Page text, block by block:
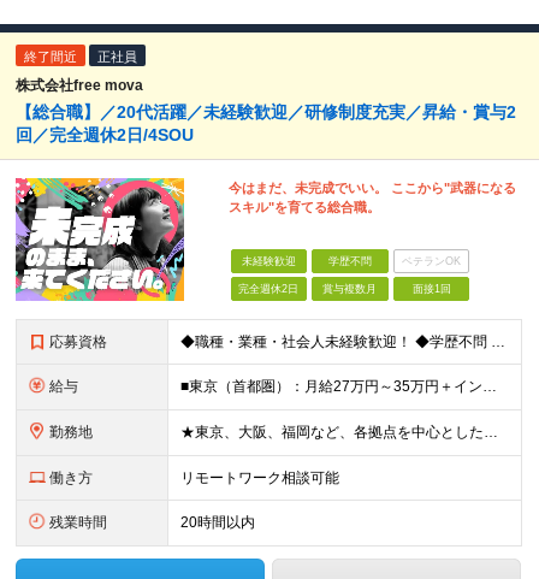
終了間近 正社員
株式会社free mova
【総合職】／20代活躍／未経験歓迎／研修制度充実／昇給・賞与2
回／完全週休2日/4SOU
今はまだ、未完成でいい。 ここから"武器になる
スキル"を育てる総合職。
未経験歓迎 学歴不問 ベテランOK
完全週休2日 賞与複数月 面接1回
応募資格 ◆職種・業種・社会人未経験歓迎！ ◆学歴不問 ◆34歳以下の方 ※若年層の長期キャリア形成のため ◎メンバーの99％が未経験入社 ◎人柄・ポテンシャル重視採用 ◎早期から活躍したい方大歓迎 経験や
給与 ■東京（首都圏）：月給27万円～35万円＋インセンティブ ■大阪：月給25万円～35万円＋インセンティブ ■その他地方：月給23万円～35万円＋インセンティブ ※上記の額には下記の固定残業代を含みま
勤務地 ★東京、大阪、福岡など、各拠点を中心とした全国採用 ★仙台、名古屋で積極採用中 ★希望に沿わない転勤なし ★U・Iターン歓迎 ■東京本社 東京都渋谷区道玄坂2-25-12 道玄坂通3階3-1a ■
働き方 リモートワーク相談可能
残業時間 20時間以内